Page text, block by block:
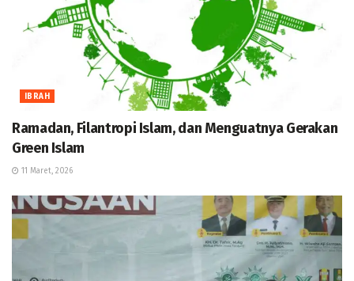
IBRAH
Ramadan, Filantropi Islam, dan Menguatnya Gerakan
Green Islam
11 Maret, 2026